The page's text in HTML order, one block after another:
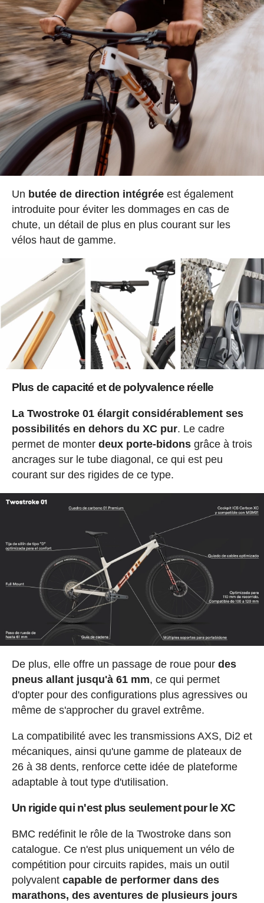
Un butée de direction intégréeest également
introduite pour éviter les dommages en cas de
chute, un détail de plus en plus courant sur les
vélos haut de gamme.
Plus de capacité et de polyvalence réelle
La Twostroke 01 élargit considérablement ses
possibilités en dehors du XC pur. Le cadre
permet de monter deux porte-bidonsgrâce à trois
ancrages sur le tube diagonal, ce qui est peu
courant sur des rigides de ce type.
De plus, elle offre un passage de roue pour des
pneus allant jusqu'à 61 mm, ce qui permet
d'opter pour des configurations plus agressives ou
même de s'approcher du gravel extrême.
La compatibilité avec les transmissions AXS, Di2 et
mécaniques, ainsi qu'une gamme de plateaux de
26 à 38 dents, renforce cette idée de plateforme
adaptable à tout type d'utilisation.
Un rigide qui n'est plus seulement pour le XC
BMC redéfinit le rôle de la Twostroke dans son
catalogue. Ce n'est plus uniquement un vélo de
compétition pour circuits rapides, mais un outil
polyvalent capable de performer dans des
marathons, des aventures de plusieurs jours